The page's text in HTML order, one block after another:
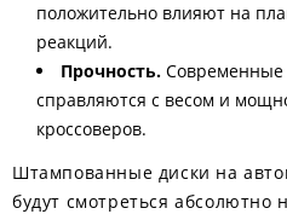
положительно влияют на
реакций.
Прочность. Современные
справляются с весом и
кроссоверов.
Штампованные диски на
будут смотреться абсолютно